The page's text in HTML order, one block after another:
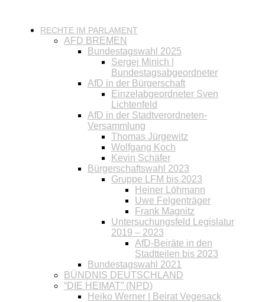
RECHTE IM PARLAMENT
AFD BREMEN
Bundestagswahl 2025
Sergej Minich |
Bundestagsabgeordneter
AfD in der Bürgerschaft
Einzelabgeordneter Sven
Lichtenfeld
AfD in der Stadtverordneten-
Versammlung
Thomas Jürgewitz
Wolfgang Koch
Kevin Schäfer
Bürgerschaftswahl 2023
Gruppe LFM bis 2023
Heiner Löhmann
Uwe Felgenträger
Frank Magnitz
Untersuchungsfeld Legislatur
2019 – 2023
AfD-Beiräte in den
Stadtteilen bis 2023
Bundestagswahl 2021
BÜNDNIS DEUTSCHLAND
“DIE HEIMAT” (NPD)
Heiko Werner | Beirat Vegesack